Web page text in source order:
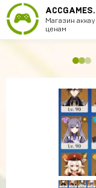
Магазин
ценам